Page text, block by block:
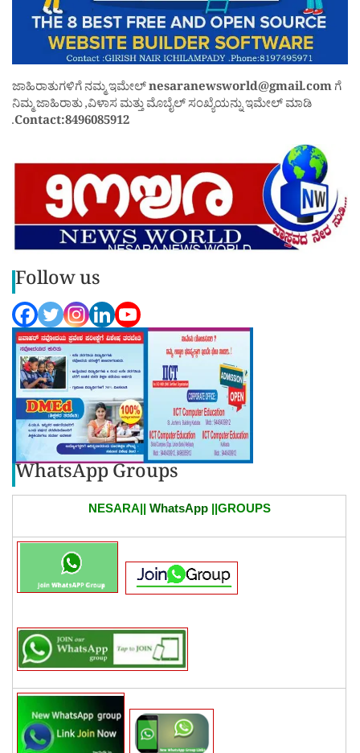
ಜಾಹಿರಾತುಗಳಿಗೆ ನಮ್ಮ ಇಮೇಲ್nesaranewsworld@gmail.comಗೆ
ನಿಮ್ಮ ಜಾಹಿರಾತು ,ವಿಳಾಸ ಮತ್ತು ಮೊಬೈಲ್ ಸಂಖ್ಯೆಯನ್ನು ಇಮೇಲ್ ಮಾಡಿ
.Contact:8496085912
Follow us
WhatsApp Groups
NESARA|| WhatsApp||GROUPS